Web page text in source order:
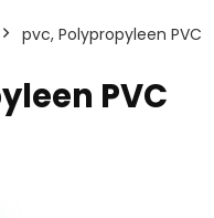
‎pvc, Polypropyleen PVC
PVC